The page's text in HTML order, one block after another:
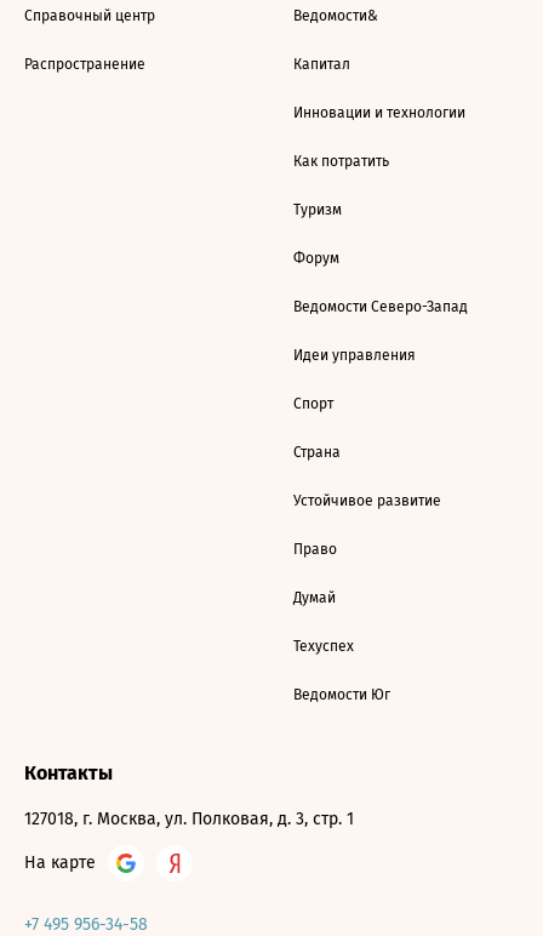
Справочный центр
Распространение
Ведомости&
Капитал
Инновации и технологии
Как потратить
Туризм
Форум
Ведомости Северо-Запад
Идеи управления
Спорт
Страна
Устойчивое развитие
Право
Думай
Техуспех
Ведомости Юг
Контакты
127018, г. Москва, ул. Полковая, д. 3, стр. 1
На карте
+7 495 956-34-58